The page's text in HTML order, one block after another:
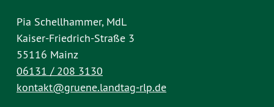
Pia Schellhammer, MdL
Kaiser-Friedrich-Straße 3
55116 Mainz
06131 / 208 3130
kontakt@gruene.landtag-rlp.de